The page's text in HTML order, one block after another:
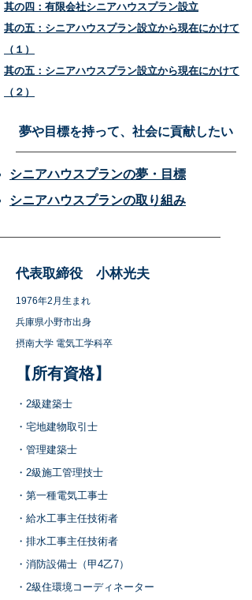
其の四：有限会社シニアハウスプラン設立
其の五：シニアハウスプラン設立から現在にかけて
（１）
其の五：シニアハウスプラン設立から現在にかけて
（２）
​夢や目標を持って、社会に貢献したい
シニアハウスプランの夢・目標
シニアハウスプランの取り組み
​代表取締役 小林光夫
1976年2月生まれ
兵庫県小野市出身
摂南大学 電気工学科卒
​【所有資格】
・2級建築士
・宅地建物取引士
・管理建築士
・2級施工管理技士
・第一種電気工事士
・給水工事主任技術者
・排水工事主任技術者
・消防設備士（甲4乙7）
・2級住環境コーディネーター